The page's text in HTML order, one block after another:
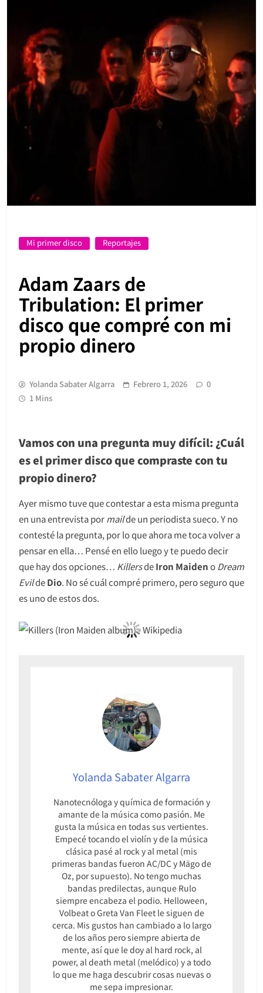
Mi primer disco Reportajes
Adam Zaars de
Tribulation: El primer
disco que compré con mi
propio dinero
Yolanda Sabater Algarra Febrero 1, 2026
0
1 Mins
Vamos con una pregunta muy difícil: ¿Cuál
es el primer disco que compraste con tu
propio dinero?
Ayer mismo tuve que contestar a esta misma pregunta
en una entrevista pormailde un periodista sueco. Y no
contesté la pregunta, por lo que ahora me toca volver a
pensar en ella… Pensé en ello luego y te puedo decir
que hay dos opciones… KillersdeIron Maideno Dream
EvildeDio. No sé cuál compré primero, pero seguro que
es uno de estos dos.
Yolanda Sabater Algarra
Nanotecnóloga y química de formación y
amante de la música como pasión. Me
gusta la música en todas sus vertientes.
Empecé tocando el violín y de la música
clásica pasé al rock y al metal (mis
primeras bandas fueron AC/DC y Mägo de
Oz, por supuesto). No tengo muchas
bandas predilectas, aunque Rulo
siempre encabeza el podio. Helloween,
Volbeat o Greta Van Fleet le siguen de
cerca. Mis gustos han cambiado a lo largo
de los años pero siempre abierta de
mente, así que le doy al hard rock, al
power, al death metal (melódico) y a todo
lo que me haga descubrir cosas nuevas o
me sepa impresionar.